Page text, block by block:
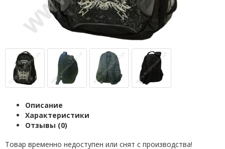
Описание
Характеристики
Отзывы (0)
Товар временно недоступен или снят с производства!